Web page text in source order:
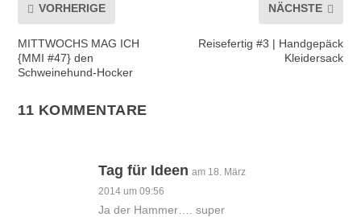
VORHERIGE
MITTWOCHS MAG ICH
{MMI #47} den
Schweinehund-Hocker
NÄCHSTE
Reisefertig #3 | Handgepäck
Kleidersack
11 KOMMENTARE
Tag für Ideen am 18. März
2014 um 09:56
Ja der Hammer…. super